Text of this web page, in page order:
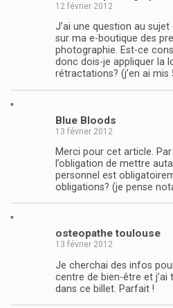
12 février 2012
J’ai une question au
sur ma e-boutique des
photographie. Est-ce
donc dois-je appliquer la
rétractations? (j’en ai mis
"
Blue Bloods
13 février 2012
Merci pour cet article.
l’obligation de mettre
personnel est
obligations? (je pense
"
osteopathe toulouse
13 février 2012
Je cherchai des infos
centre de bien-être et
dans ce billet. Parfait !